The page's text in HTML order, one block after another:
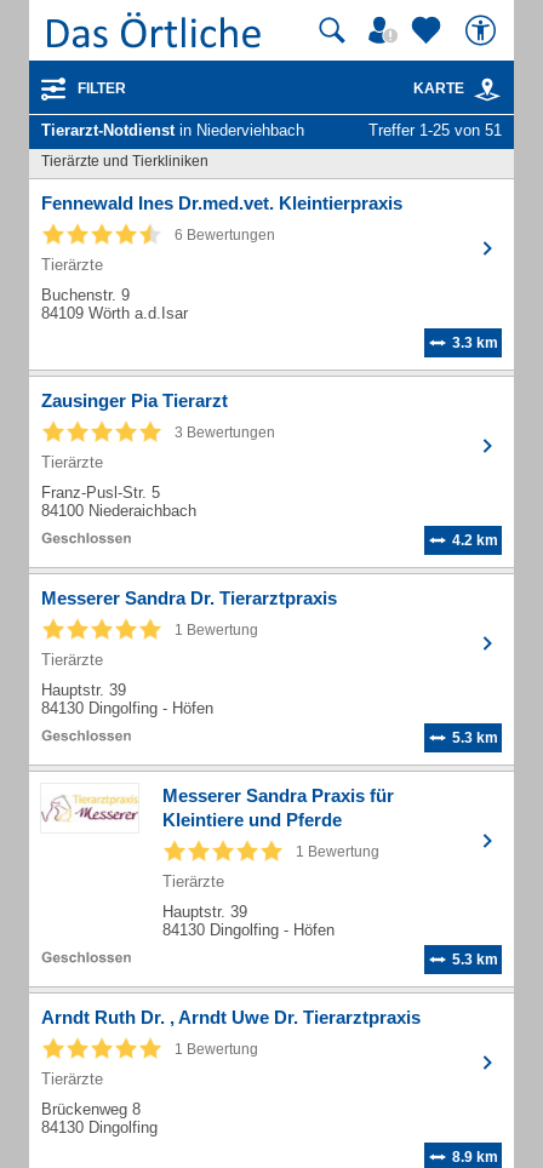
FILTER KARTE
Tierarzt-Notdienstin Niederviehbach Treffer 1-25 von 51
Tierärzte und Tierkliniken
Fennewald Ines Dr.med.vet. Kleintierpraxis
6 Bewertungen
Tierärzte
Buchenstr. 9
84109 Wörth a.d.Isar
3.3 km
Zausinger Pia Tierarzt
3 Bewertungen
Tierärzte
Franz-Pusl-Str. 5
84100 Niederaichbach
4.2 km
Messerer Sandra Dr. Tierarztpraxis
1 Bewertung
Tierärzte
Hauptstr. 39
84130 Dingolfing - Höfen
5.3 km
Messerer Sandra Praxis für
Kleintiere und Pferde
1 Bewertung
Tierärzte
Hauptstr. 39
84130 Dingolfing - Höfen
5.3 km
Arndt Ruth Dr. , Arndt Uwe Dr. Tierarztpraxis
1 Bewertung
Tierärzte
Brückenweg 8
84130 Dingolfing
8.9 km